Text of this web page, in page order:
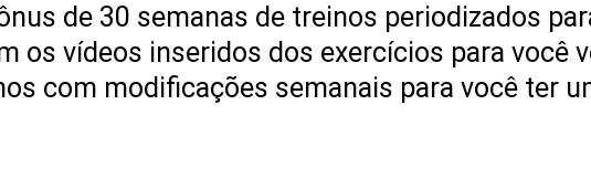
de 30 semanas de treinos periodizados
os vídeos inseridos dos exercícios para você
com modificações semanais para você ter